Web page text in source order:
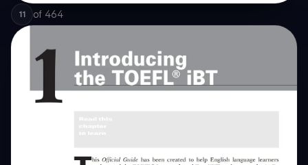
11 of 464